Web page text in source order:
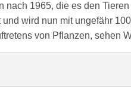
nach 1965, die es den
wird nun mit ungefähr
von Pflanzen, sehen